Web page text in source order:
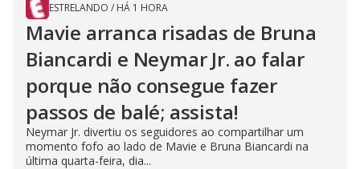
ESTRELANDO / HÁ 1 HORA
Mavie arranca risadas de Bruna
Biancardi e Neymar Jr. ao falar
porque não consegue fazer
passos de balé; assista!
Neymar Jr. divertiu os seguidores ao compartilhar um
momento fofo ao lado de Mavie e Bruna Biancardi na
última quarta-feira, dia...